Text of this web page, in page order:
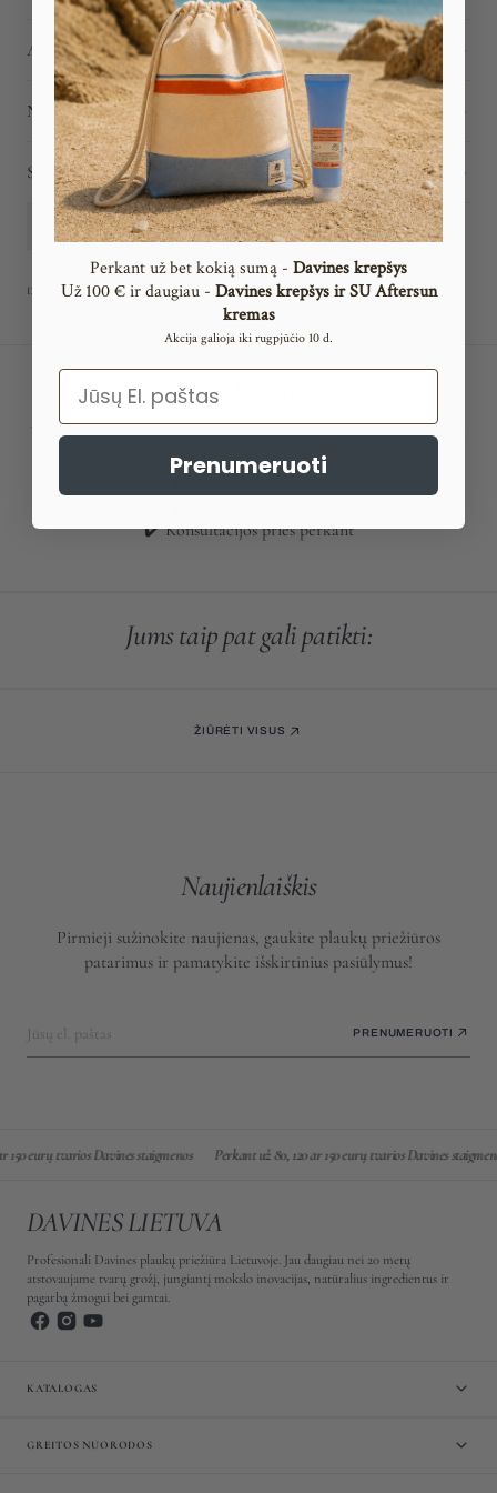
APRAŠYMAS
NAUDOJIMAS
SUDĖTIS
KLAUSTI DĖL PRODUKTO
DALINTIS:
Profesionali Davines kokybė
Visi Davines produktai yra originalūs, sertifikuoti ir naudojami
profesionaliuose salonuose visame pasaulyje.
✔️ Konsultacijos prieš perkant
Jums taip pat gali patikti:
ŽIŪRĖTI VISUS
Naujienlaiškis
Pirmieji sužinokite naujienas, gaukite plaukų priežiūros
patarimus ir pamatykite išskirtinius pasiūlymus!
Jūsų el. paštas PRENUMERUOTI
eurų tvarios Davines staigmenos Perkant už 80, 120 ar 150 eurų tvarios Davines staigmenos
DAVINES LIETUVA
Profesionali Davines plaukų priežiūra Lietuvoje. Jau daugiau nei 20 metų
atstovaujame tvarų grožį, jungiantį mokslo inovacijas, natūralius ingredientus ir
pagarbą žmogui bei gamtai.
KATALOGAS
GREITOS NUORODOS
Perkant už bet kokią sumą - Davines krepšys
Už 100 € ir daugiau - Davines krepšys ir SU Aftersun
kremas
Akcija galioja iki rugpjūčio 10 d.
Email
Prenumeruoti